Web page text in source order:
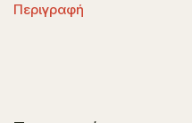
Περιγραφή